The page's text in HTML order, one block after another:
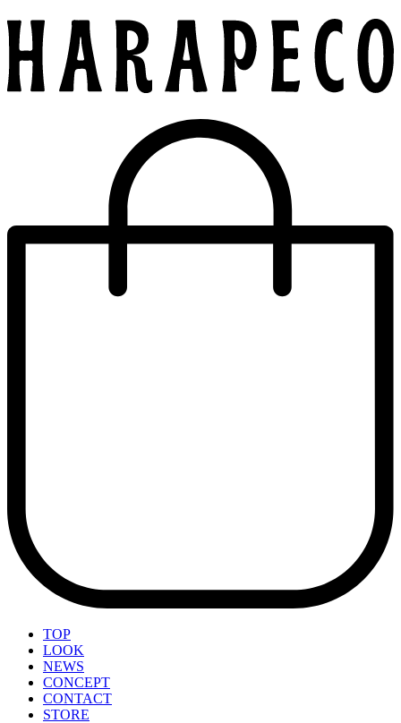
TOP
LOOK
NEWS
CONCEPT
CONTACT
STORE